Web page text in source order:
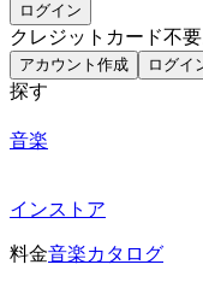
ログイン
クレジットカード不
アカウント作成 ログイ
探す
音楽
インストア
料金音楽カタログ